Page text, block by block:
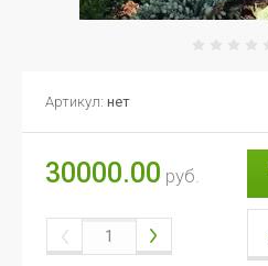
Артикул: нет
30000.00 руб.